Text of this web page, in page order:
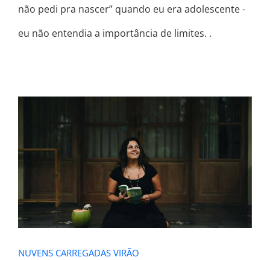
não pedi pra nascer” quando eu era adolescente -
eu não entendia a importância de limites. .
NUVENS CARREGADAS VIRÃO
NUVENS CARREGADAS VIRÃO